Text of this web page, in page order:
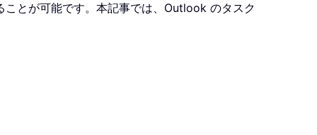
とが可能です。本記事では、Outlook のタスク